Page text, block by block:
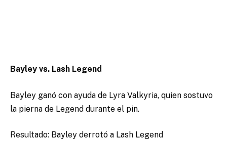
Bayley vs. Lash Legend
Bayley ganó con ayuda de Lyra Valkyria, quien sostuvo
la pierna de Legend durante el pin.
Resultado: Bayley derrotó a Lash Legend